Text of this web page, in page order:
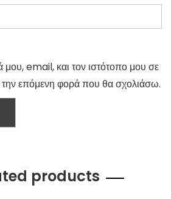
email, και τον ιστότοπο μου σε
την επόμενη φορά που θα σχολιάσω.
products